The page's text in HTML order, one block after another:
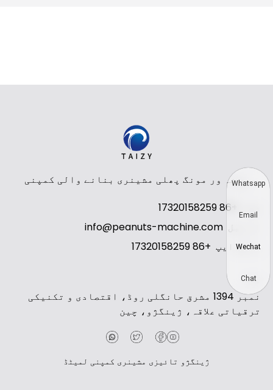
پیشہ ور مونگ پھلی مشینری بنانے والی کمپنی
ای میل info@peanuts-machine.com
واٹس ایپ +86 17320158259
پتہ
نمبر 1394 مشرق حانگلی روڈ، اقتصادی و تکنیکی
ترقیاتی علاقہ، ژینگژو، چین
ژینگژو تائیزی مشینری کمپنی لمیٹڈ
Whatsapp
Email
Wechat
Chat